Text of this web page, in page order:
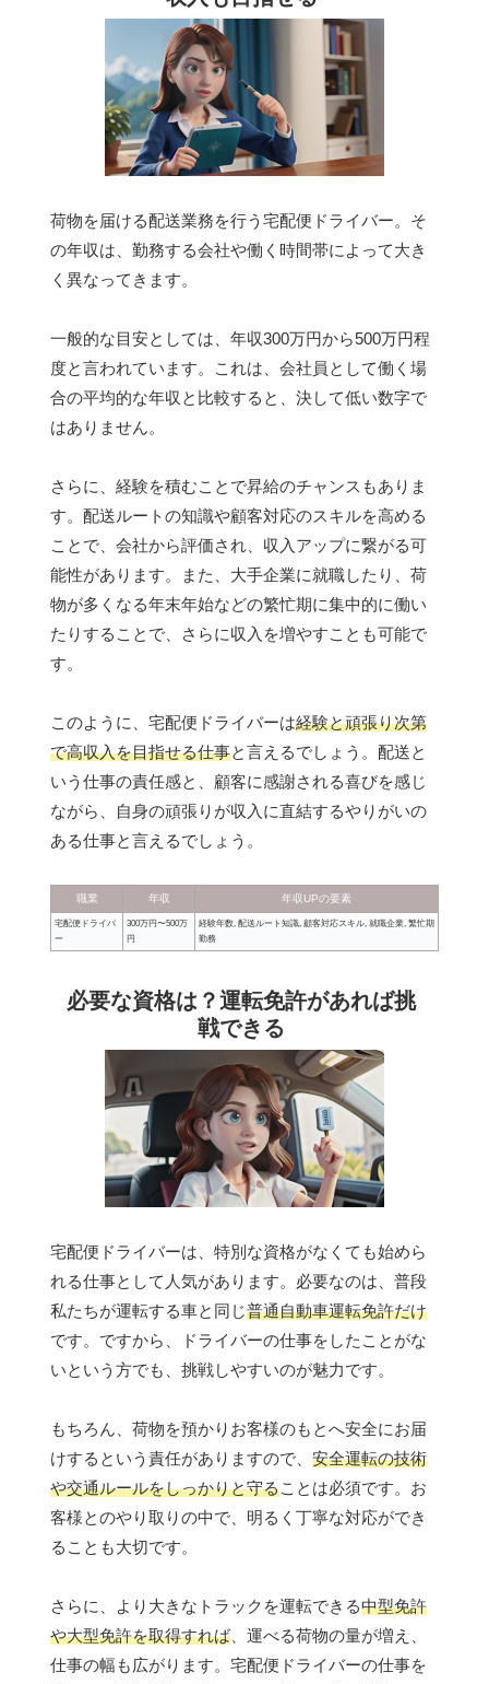
荷物を届ける配送業務を行う宅配便ドライバー。そ
の年収は、勤務する会社や働く時間帯によって大き
く異なってきます。
一般的な目安としては、年収300万円から500万円程
度と言われています。これは、会社員として働く場
合の平均的な年収と比較すると、決して低い数字で
はありません。
さらに、経験を積むことで昇給のチャンスもありま
す。配送ルートの知識や顧客対応のスキルを高める
ことで、会社から評価され、収入アップに繋がる可
能性があります。また、大手企業に就職したり、荷
物が多くなる年末年始などの繁忙期に集中的に働い
たりすることで、さらに収入を増やすことも可能で
す。
このように、宅配便ドライバーは経験と頑張り次第
で高収入を目指せる仕事と言えるでしょう。配送と
いう仕事の責任感と、顧客に感謝される喜びを感じ
ながら、自身の頑張りが収入に直結するやりがいの
ある仕事と言えるでしょう。
職業 年収 年収UPの要素
宅配便ドライバ
ー
300万円〜500万
円
経験年数, 配送ルート知識, 顧客対応スキル, 就職企業, 繁忙期
勤務
必要な資格は？運転免許があれば挑
戦できる
宅配便ドライバーは、特別な資格がなくても始めら
れる仕事として人気があります。必要なのは、普段
私たちが運転する車と同じ普通自動車運転免許だけ
です。ですから、ドライバーの仕事をしたことがな
いという方でも、挑戦しやすいのが魅力です。
もちろん、荷物を預かりお客様のもとへ安全にお届
けするという責任がありますので、 安全運転の技術
や交通ルールをしっかりと守ることは必須です。お
客様とのやり取りの中で、明るく丁寧な対応ができ
ることも大切です。
さらに、より大きなトラックを運転できる中型免許
や大型免許を取得すれば、運べる荷物の量が増え、
仕事の幅も広がります。宅配便ドライバーの仕事を